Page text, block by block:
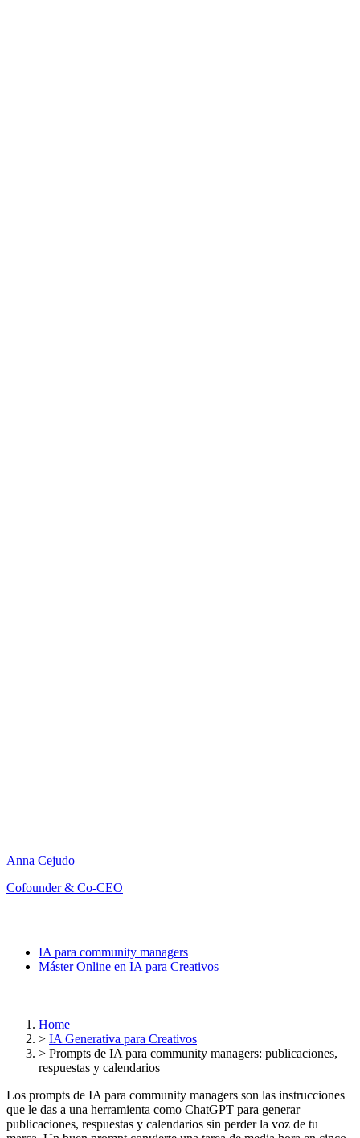
Anna Cejudo
Cofounder & Co-CEO
IA para community managers
Máster Online en IA para Creativos
Home
> IA Generativa para Creativos
> Prompts de IA para community managers: publicaciones,
respuestas y calendarios
Los prompts de IA para community managers son las instrucciones
que le das a una herramienta como ChatGPT para generar
publicaciones, respuestas y calendarios sin perder la voz de tu